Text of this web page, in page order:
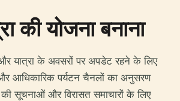
की योजना बनाना
यात्रा के अवसरों पर अपडेट रहने के लिए
आधिकारिक पर्यटन चैनलों का अनुसरण
सूचनाओं और विरासत समाचारों के लिए